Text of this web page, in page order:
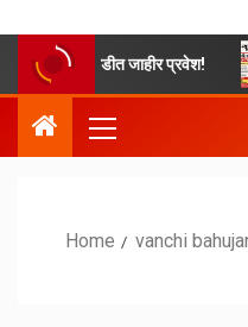
बहुजन आघाडीत जाहीर प्रवेश!
Home vanchi